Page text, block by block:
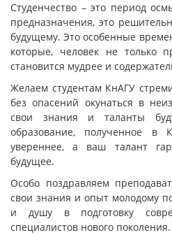
Студенчество – это период
предназначения, это
будущему. Это особенные
которые, человек не только
становится мудрее и
Желаем студентам КнАГУ
без опасений окунаться в
свои знания и таланты
образование, полученное в
увереннее, а ваш талант
будущее.
Особо поздравляем
свои знания и опыт молодому
и душу в подготовку
специалистов нового поколения.